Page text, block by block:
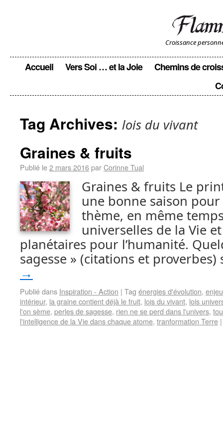
Croissance
Accueil Vers Soi … et la Joie
Chemins de
Tag Archives: lois du vivant
Graines & fruits
Publié le2 mars 2016parCorinne Tual
Graines & fruits Le
une bonne saison
thème, en même
universelles de la Vie
planétaires pour l’humanité.
sagesse » (citations et
→
Publié dans Inspiration - Action | Tag énergies d'évolution,
intérieur, la graine contient déjà le fruit, lois du vivant, lois
l'on sème, perles de sagesse, rien ne se perd dans l'univers,
l'intelligence de la Vie dans chaque atome, tranformation Terre |